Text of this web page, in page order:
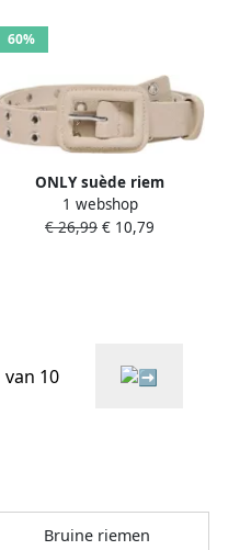
60%
ONLY suède riem
ONLANAIS beige
1 webshop
€ 26,99 € 10,79
van 10
Bruine riemen